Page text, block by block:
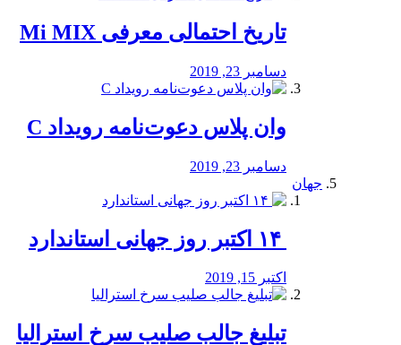
تاریخ احتمالی معرفی Mi MIX
دسامبر 23, 2019
وان پلاس دعوت‌نامه رویداد C
دسامبر 23, 2019
جهان
اکتبر 15, 2019
تبلیغ جالب صلیب سرخ استرالیا